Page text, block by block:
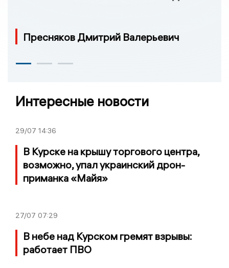
Пресняков Дмитрий Валерьевич
Интересные новости
29/07 14:36
В Курске на крышу торгового центра,
возможно, упал украинский дрон-
приманка «Майя»
27/07 07:29
В небе над Курском гремят взрывы:
работает ПВО